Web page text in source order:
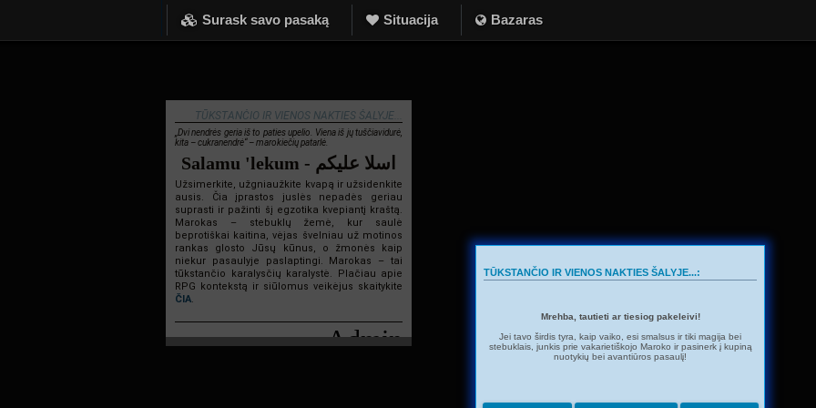
Surask savo pasaką Situacija Bazaras
TŪKSTANČIO IR VIENOS NAKTIES ŠALYJE...
„Dvi nendrės geria iš to paties upelio. Viena iš jų tuščiavidurė,
kita – cukranendrė“ – marokiečių patarlė.
Salamu 'lekum - اسلا عليكم
Užsimerkite, užgniaužkite kvapą ir užsidenkite
ausis. Čia įprastos juslės nepadės geriau
suprasti ir pažinti šį egzotika kvepiantį kraštą.
Marokas – stebuklų žemė, kur saulė
beprotiškai kaitina, vėjas švelniau už motinos
rankas glosto Jūsų kūnus, o žmonės kaip
niekur pasaulyje paslaptingi. Marokas – tai
tūkstančio karalysčių karalystė. Plačiau apie
RPG kontekstą ir siūlomus veikėjus skaitykite
ČIA.
Admin
TŪKSTANČIO IR VIENOS NAKTIES ŠALYJE...:
Mrehba, tautieti ar tiesiog pakeleivi!
Jei tavo širdis tyra, kaip vaiko, esi smalsus ir tiki magija bei
stebuklais, junkis prie vakarietiškojo Maroko ir pasinerk į kupiną
nuotykių bei avantiūros pasaulį!